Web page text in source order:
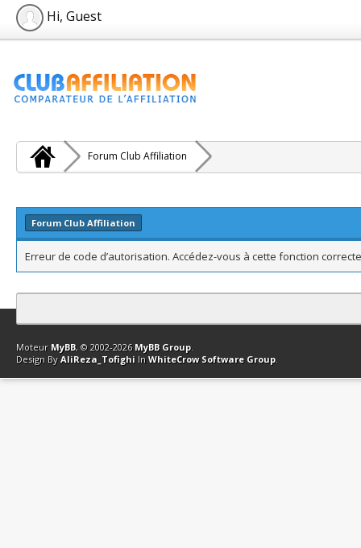
Hi, Guest
Forum Club Affiliation
Forum Club Affiliation
Erreur de code d’autorisation. Accédez-vous à cette fonction
Contact Club Affiliation Retourner en haut Version bas-débit
Moteur MyBB, © 2002-2026 MyBB Group.
Design By AliReza_Tofighi In WhiteCrow Software Group.